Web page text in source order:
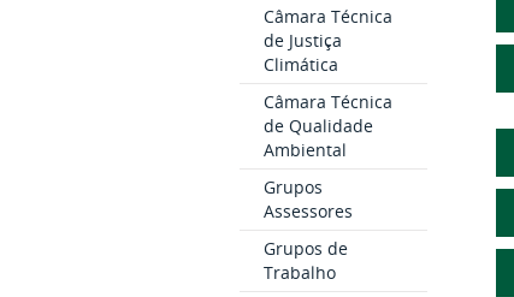
Câmara Técnica
de Justiça
Climática
Câmara Técnica
de Qualidade
Ambiental
Grupos
Assessores
Grupos de
Trabalho